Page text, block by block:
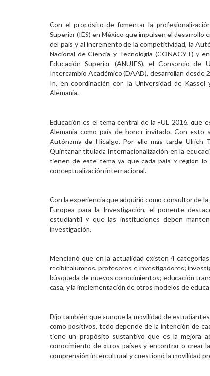
Con el propósito de fomentar la
Superior (IES) en México que impulsen el
del país y al incremento de la competitividad, la
Nacional de Ciencia y Tecnología (CONACYT) y
Educación Superior (ANUIES), el Consorcio de
Intercambio Académico (DAAD), desarrollan
In, en coordinación con la Universidad de Kassel
Alemania.
Educación es el tema central de la FUL 2016, que
Alemania como país de honor invitado. Con esto
Autónoma de Hidalgo. Por ello más tarde Ulrich
Quintanar titulada Internacionalización en la
tienen de este tema ya que cada país y región
conceptualización internacional.
Con la experiencia que adquirió como consultor de
Europea para la Investigación, el ponente
estudiantil y que las instituciones deben
investigación.
Mencionó que en la actualidad existen 4
recibir alumnos, profesores e investigadores;
búsqueda de nuevos conocimientos; educación
casa, y la implementación de otros modelos de
Dijo también que aunque la movilidad de
como positivos, todo depende de la intención de
tiene un propósito sustantivo que es la mejora
conocimiento de otros países y encontrar o crear
comprensión intercultural y cuestionó la movilidad